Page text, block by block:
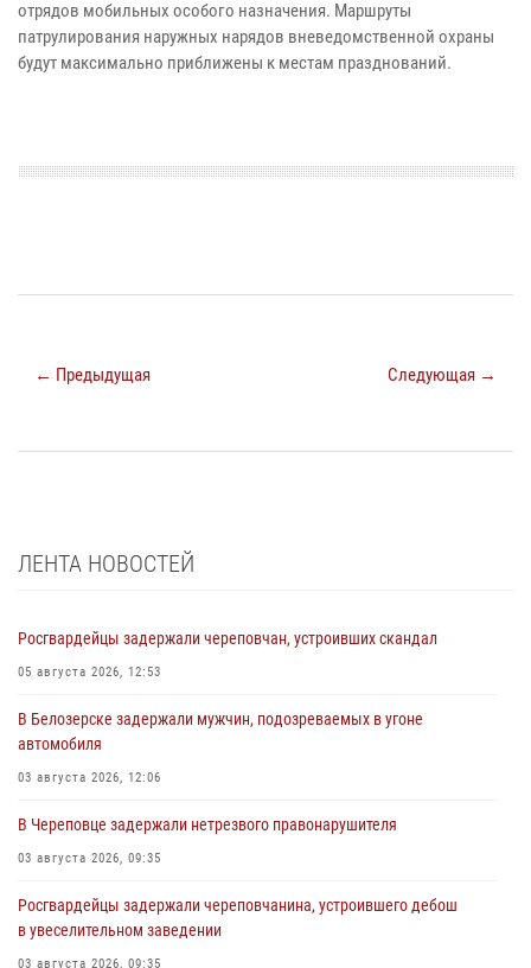
отрядов мобильных особого назначения. Маршруты
патрулирования наружных нарядов вневедомственной охраны
будут максимально приближены к местам празднований.
← Предыдущая Следующая →
ЛЕНТА НОВОСТЕЙ
Росгвардейцы задержали череповчан, устроивших скандал
05 августа 2026, 12:53
В Белозерске задержали мужчин, подозреваемых в угоне
автомобиля
03 августа 2026, 12:06
В Череповце задержали нетрезвого правонарушителя
03 августа 2026, 09:35
Росгвардейцы задержали череповчанина, устроившего дебош
в увеселительном заведении
03 августа 2026, 09:35